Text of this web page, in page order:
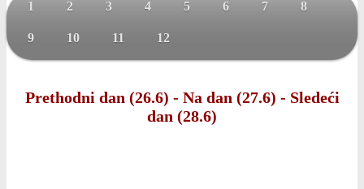
1 2 3 4 5 6 7 8
9 10 11 12
Prethodni dan (26.6) - Na dan (27.6) - Sledeći
dan (28.6)